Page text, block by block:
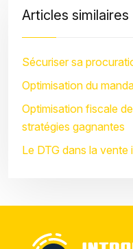
Articles similaires
Sécuriser sa
Optimisation du
Optimisation fiscale
stratégies gagnantes
Le DTG dans la vente